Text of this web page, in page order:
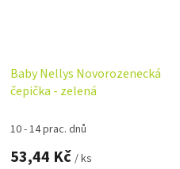
Baby Nellys Novorozenecká
čepička - zelená
10 - 14 prac. dnů
53,44 Kč / ks